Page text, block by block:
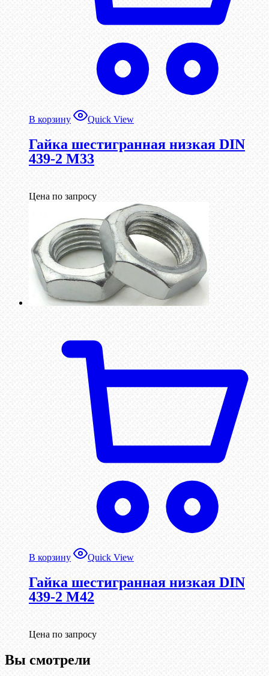
В корзину Quick View
Гайка шестигранная низкая DIN
439-2 М33
Цена по запросу
В корзину Quick View
Гайка шестигранная низкая DIN
439-2 М42
Цена по запросу
Вы смотрели